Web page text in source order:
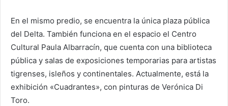
En el mismo predio, se encuentra la única plaza pública
del Delta. También funciona en el espacio el Centro
Cultural Paula Albarracín, que cuenta con una biblioteca
pública y salas de exposiciones temporarias para artistas
tigrenses, isleños y continentales. Actualmente, está la
exhibición «Cuadrantes», con pinturas de Verónica Di
Toro.